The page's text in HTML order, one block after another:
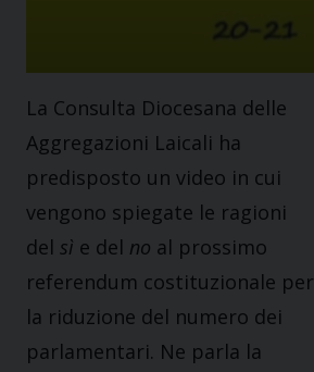
La Consulta Diocesana delle
Aggregazioni Laicali ha
predisposto un video in cui
vengono spiegate le ragioni
del sì e del no al prossimo
referendum costituzionale per
la riduzione del numero dei
parlamentari. Ne parla la